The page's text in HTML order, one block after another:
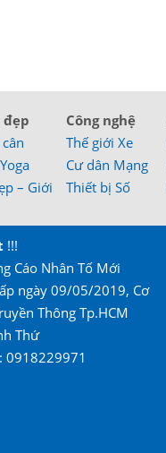
đẹp
– Giới
Công nghệ
Thế giới Xe
Cư dân Mạng
Thiết bị Số
!!!
Cáo Nhân Tố Mới
ngày 09/05/2019, Cơ
Thông Tp.HCM
Thứ
0918229971